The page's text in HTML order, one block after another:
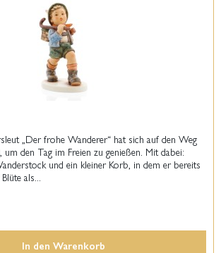
„Der frohe Wanderer“ hat sich auf den Weg
um den Tag im Freien zu genießen. Mit dabei:
und ein kleiner Korb, in dem er bereits
als...
In den Warenkorb